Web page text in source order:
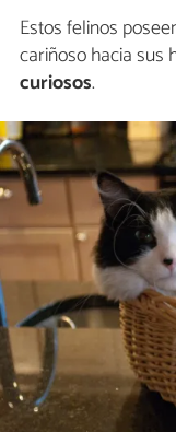
Estos felinos
cariñoso hacia sus
curiosos.